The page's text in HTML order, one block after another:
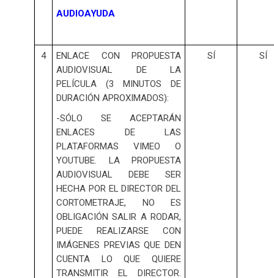
AUDIOAYUDA
4
ENLACE CON PROPUESTA
AUDIOVISUAL DE LA
PELÍCULA (3 MINUTOS DE
DURACIÓN APROXIMADOS):
-SÓLO SE ACEPTARÁN
ENLACES DE LAS
PLATAFORMAS VIMEO O
YOUTUBE. LA PROPUESTA
AUDIOVISUAL DEBE SER
HECHA POR EL DIRECTOR DEL
CORTOMETRAJE, NO ES
OBLIGACIÓN SALIR A RODAR,
PUEDE REALIZARSE CON
IMÁGENES PREVIAS QUE DEN
CUENTA LO QUE QUIERE
TRANSMITIR EL DIRECTOR.
SÍ SÍ